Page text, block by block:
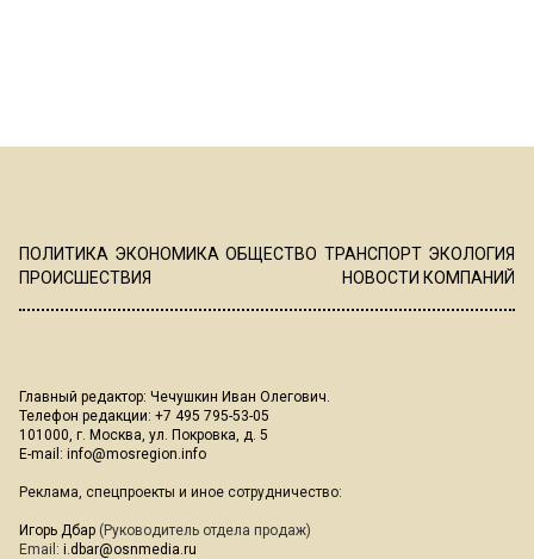
ПОЛИТИКА ЭКОНОМИКА ОБЩЕСТВО ТРАНСПОРТ ЭКОЛОГИЯ
ПРОИСШЕСТВИЯ
НОВОСТИ КОМПАНИЙ
Главный редактор: Чечушкин Иван Олегович.
Телефон редакции: +7 495 795-53-05
101000, г. Москва, ул. Покровка, д. 5
E-mail: info@mosregion.info
Реклама, спецпроекты и иное сотрудничество:
Игорь Дбар (Руководитель отдела продаж)
Email: i.dbar@osnmedia.ru